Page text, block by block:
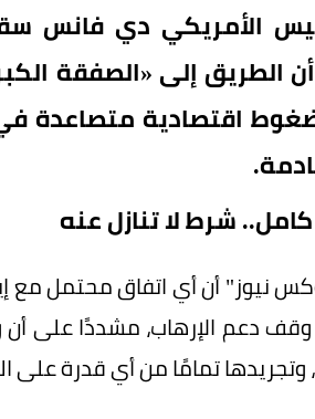
الأمريكي دي فانس
الطريق إلى «الصفقة
اقتصادية متصاعدة
شرط لا تنازل عنه
نيوز" أن أي اتفاق محتمل مع
دعم الإرهاب، مشددًا على
وتجريدها تمامًا من أي قدرة